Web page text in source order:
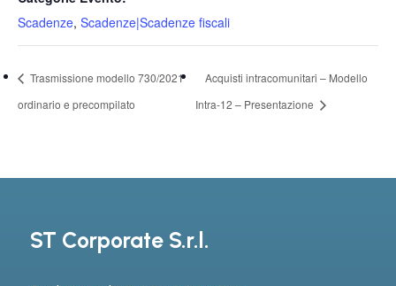
Scadenze, Scadenze|Scadenze fiscali
Trasmissione modello 730/2021
ordinario e precompilato
Acquisti intracomunitari – Modello
Intra-12 – Presentazione
ST Corporate S.r.l.